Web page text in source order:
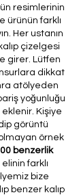
resimlerinin
ürünün farklı
Her ustanın
çizelgesi
girer. Lütfen
dikkat
atölyeden
yoğunluğu
Kişiye
görüntü
örnek
benzerlik
farklı
bize
benzer kalıp